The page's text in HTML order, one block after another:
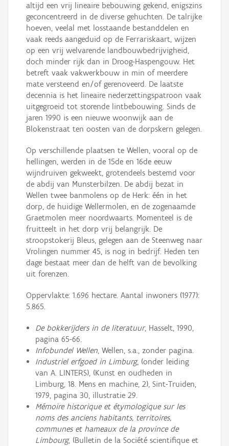
altijd een vrij lineaire bebouwing gekend, enigszins
geconcentreerd in de diverse gehuchten. De talrijke
hoeven, veelal met losstaande bestanddelen en
vaak reeds aangeduid op de Ferrariskaart, wijzen
op een vrij welvarende landbouwbedrijvigheid,
doch minder rijk dan in Droog-Haspengouw. Het
betreft vaak vakwerkbouw in min of meerdere
mate versteend en/of gerenoveerd. De laatste
decennia is het lineaire nederzettingspatroon vaak
uitgegroeid tot storende lintbebouwing. Sinds de
jaren 1990 is een nieuwe woonwijk aan de
Blokenstraat ten oosten van de dorpskern gelegen.
Op verschillende plaatsen te Wellen, vooral op de
hellingen, werden in de 15de en 16de eeuw
wijndruiven gekweekt, grotendeels bestemd voor
de abdij van Munsterbilzen. De abdij bezat in
Wellen twee banmolens op de Herk: één in het
dorp, de huidige Wellermolen, en de zogenaamde
Graetmolen meer noordwaarts. Momenteel is de
fruitteelt in het dorp vrij belangrijk. De
stroopstokerij Bleus, gelegen aan de Steenweg naar
Vrolingen nummer 45, is nog in bedrijf. Heden ten
dage bestaat meer dan de helft van de bevolking
uit forenzen.
Oppervlakte: 1.696 hectare. Aantal inwoners (1977):
5.865.
De bokkerijders in de literatuur, Hasselt, 1990,
pagina 65-66.
Infobundel Wellen, Wellen, s.a., zonder pagina.
Industriel erfgoed in Limburg, (onder leiding
van A. LINTERS), (Kunst en oudheden in
Limburg, 18. Mens en machine, 2), Sint-Truiden,
1979, pagina 30, illustratie 29.
Mémoire historique et étymologique sur les
noms des anciens habitants, territoires,
communes et hameaux de la province de
Limbourg, (Bulletin de la Société scientifique et